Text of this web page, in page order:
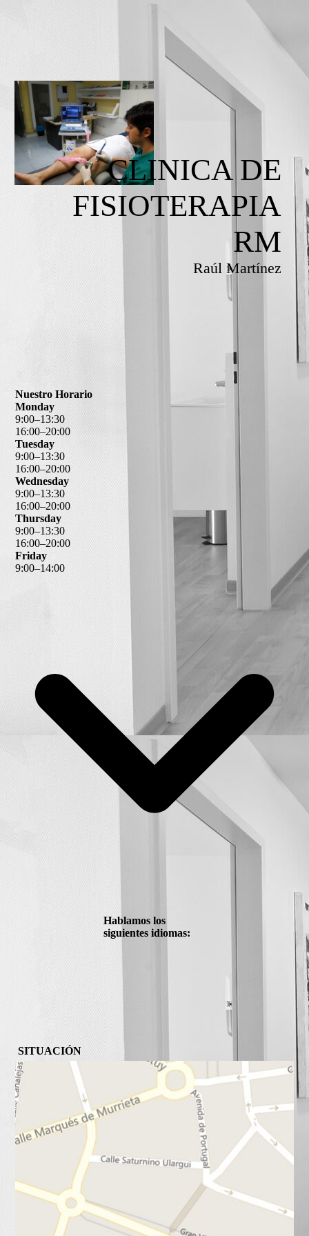
CLINICA DE
FISIOTERAPIA
RM
Raúl Martínez
Nuestro Horario
Monday
9:00–13:30
16:00–20:00
Tuesday
9:00–13:30
16:00–20:00
Wednesday
9:00–13:30
16:00–20:00
Thursday
9:00–13:30
16:00–20:00
Friday
9:00–14:00
Hablamos los
siguientes idiomas:
SITUACIÓN